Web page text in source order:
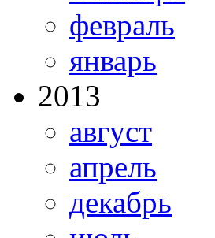
февраль
январь
2013
август
апрель
декабрь